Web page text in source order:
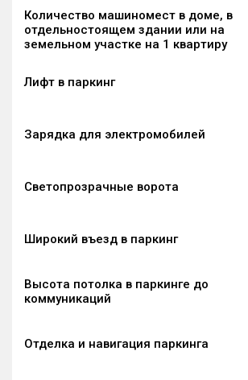
Количество машиномест в доме, в
отдельностоящем здании или на
земельном участке на 1 квартиру
Лифт в паркинг
Зарядка для электромобилей
Светопрозрачные ворота
Широкий въезд в паркинг
Высота потолка в паркинге до
коммуникаций
Отделка и навигация паркинга